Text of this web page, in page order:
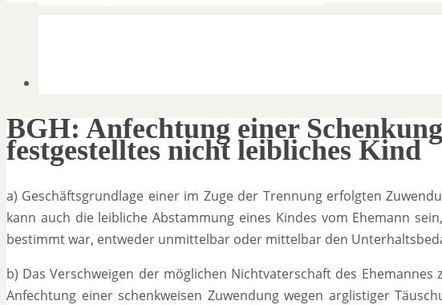
BGH: Anfechtung einer
festgestelltes nicht leibliches Kind
a) Geschäftsgrundlage einer im Zuge der Trennung erfolgten
kann auch die leibliche Abstammung eines Kindes vom Ehemann
bestimmt war, entweder unmittelbar oder mittelbar den
b) Das Verschweigen der möglichen Nichtvaterschaft des
Anfechtung einer schenkweisen Zuwendung wegen arglistiger